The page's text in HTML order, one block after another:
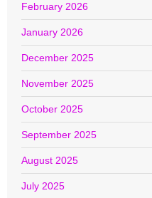
February 2026
January 2026
December 2025
November 2025
October 2025
September 2025
August 2025
July 2025